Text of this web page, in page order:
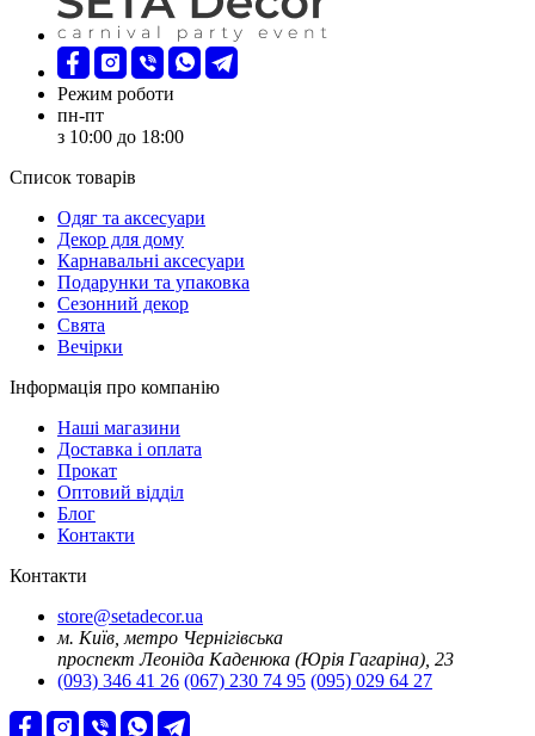
Режим роботи
пн-пт
з 10:00 до 18:00
Список товарів
Oдяг та аксесуари
Декор для дому
Карнавальні аксесуари
Подарунки та упаковка
Сезонний декор
Свята
Вечірки
Інформація про компанію
Наші магазини
Доставка і оплата
Прокат
Оптовий відділ
Блог
Контакти
Контакти
store@setadecor.ua
м. Київ, метро Чернігівська
проспект Леоніда Каденюка (Юрія Гагаріна), 23
(093) 346 41 26 (067) 230 74 95 (095) 029 64 27